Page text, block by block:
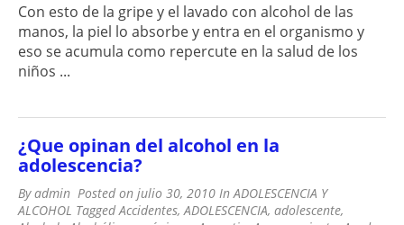
Con esto de la gripe y el lavado con alcohol de las
manos, la piel lo absorbe y entra en el organismo y
eso se acumula como repercute en la salud de los
niños ...
¿Que opinan del alcohol en la
adolescencia?
Byadmin Posted on julio 30, 2010 InADOLESCENCIA Y
ALCOHOL TaggedAccidentes,ADOLESCENCIA, adolescente,